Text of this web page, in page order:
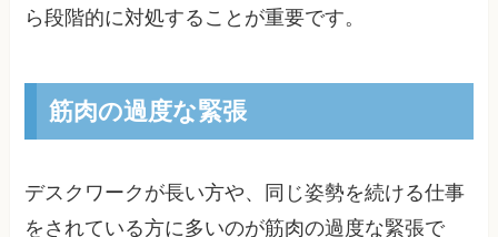
ら段階的に対処することが重要です。
筋肉の過度な緊張
デスクワークが長い方や、同じ姿勢を続ける仕事
をされている方に多いのが筋肉の過度な緊張で